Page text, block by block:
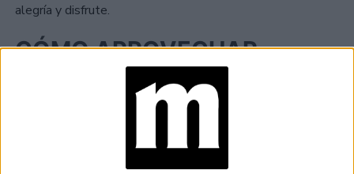
alegría y disfrute.
CÓMO APROVECHAR
JÚPITER EN TAURO
El astrologo Pedro Engel dice que gracias al fenómeno de
bendición. También sugiere dejar las criticas y quejas de